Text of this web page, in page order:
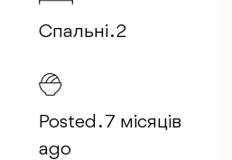
Спальні . 2
Posted . 7 місяців
ago